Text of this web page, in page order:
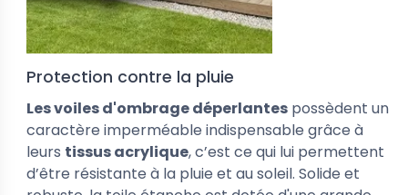
Protection contre la pluie
Les voiles d'ombrage déperlantes possèdent un
caractère imperméable indispensable grâce à
leurs tissus acrylique, c’est ce qui lui permettent
d’être résistante à la pluie et au soleil. Solide et